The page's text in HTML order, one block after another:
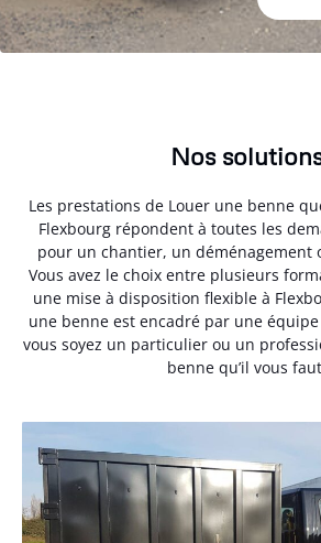
Nos
Les prestations de Louer une benne
Flexbourg répondent à toutes les
pour un chantier, un déménagement
Vous avez le choix entre plusieurs
une mise à disposition flexible à
une benne est encadré par une
vous soyez un particulier ou un
benne qu’il vous